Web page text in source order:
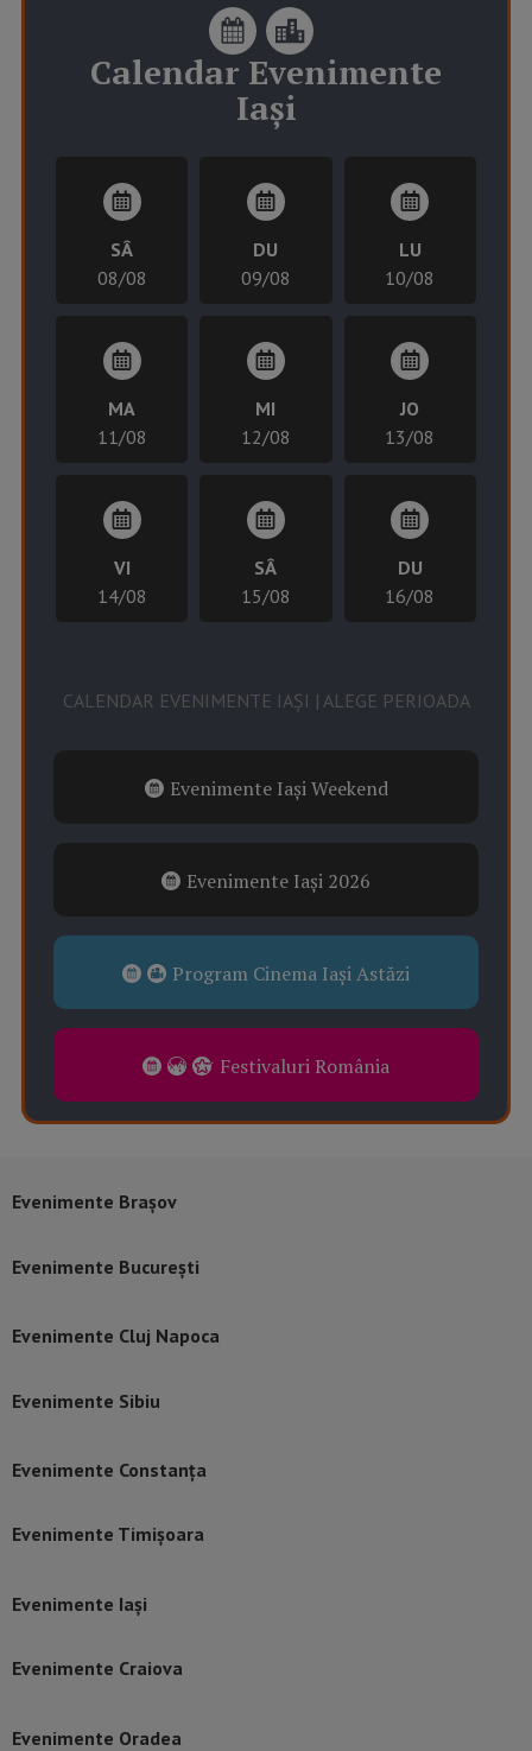
Calendar Evenimente
Iași
SÂ
08/08
DU
09/08
LU
10/08
MA
11/08
MI
12/08
JO
13/08
VI
14/08
SÂ
15/08
DU
16/08
CALENDAR EVENIMENTE IAȘI | ALEGE PERIOADA
Evenimente Iași Weekend
Evenimente Iași 2026
Program Cinema Iași Astăzi
Festivaluri România
Evenimente Brașov
Evenimente București
Evenimente Cluj Napoca
Evenimente Sibiu
Evenimente Constanța
Evenimente Timișoara
Evenimente Iași
Evenimente Craiova
Evenimente Oradea